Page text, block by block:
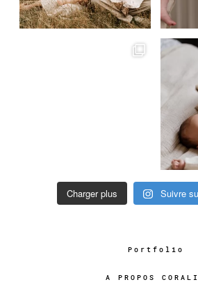
Charger plus Suivre
Portfolio
A PROPOS